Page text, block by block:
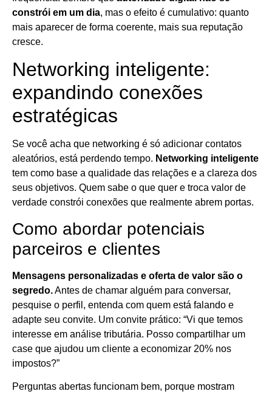
constrói em um dia, mas o efeito é cumulativo: quanto
mais aparecer de forma coerente, mais sua reputação
cresce.
Networking inteligente:
expandindo conexões
estratégicas
Se você acha que networking é só adicionar contatos
aleatórios, está perdendo tempo. Networking inteligente
tem como base a qualidade das relações e a clareza dos
seus objetivos. Quem sabe o que quer e troca valor de
verdade constrói conexões que realmente abrem portas.
Como abordar potenciais
parceiros e clientes
Mensagens personalizadas e oferta de valor são o
segredo.Antes de chamar alguém para conversar,
pesquise o perfil, entenda com quem está falando e
adapte seu convite. Um convite prático: “Vi que temos
interesse em análise tributária. Posso compartilhar um
case que ajudou um cliente a economizar 20% nos
impostos?”
Perguntas abertas funcionam bem, porque mostram